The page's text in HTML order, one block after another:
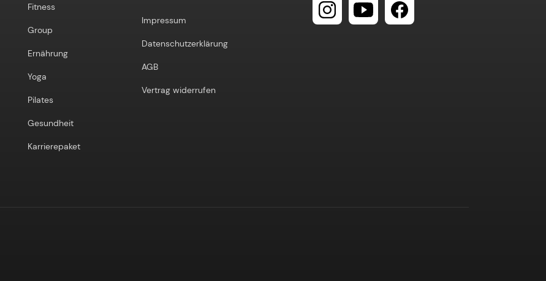
Fitness
Group
Ernährung
Yoga
Pilates
Gesundheit
Karrierepaket
Impressum
Datenschutzerklärung
AGB
Vertrag widerrufen